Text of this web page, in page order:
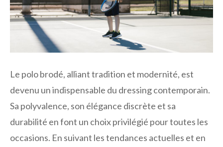
Le polo brodé, alliant tradition et modernité, est
devenu un indispensable du dressing contemporain.
Sa polyvalence, son élégance discrète et sa
durabilité en font un choix privilégié pour toutes les
occasions. En suivant les tendances actuelles et en